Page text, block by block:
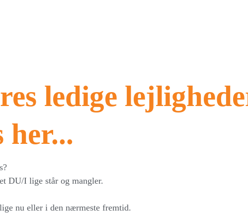
ledige
her...
DU/I lige står og mangler.
nu eller i den nærmeste fremtid.